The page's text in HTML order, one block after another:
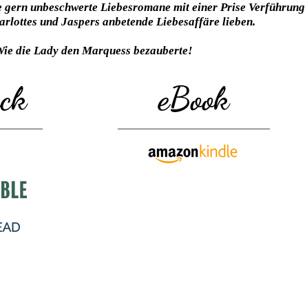
gern unbeschwerte Liebesromane mit einer Prise Verführung
und Jaspers anbetende Liebesaffäre lieben.
die Lady den Marquess bezauberte!
eBook